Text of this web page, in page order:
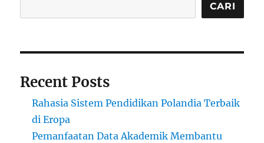
CARI
Recent Posts
Rahasia Sistem Pendidikan Polandia Terbaik
di Eropa
Pemanfaatan Data Akademik Membantu